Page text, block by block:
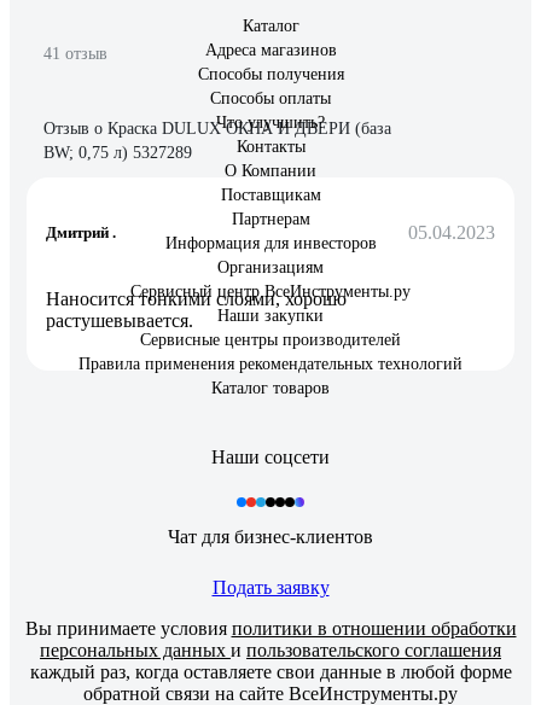
41 отзыв
Отзыв о Краска DULUX ОКНА И ДВЕРИ (база
BW; 0,75 л) 5327289
Дмитрий . 05.04.2023
Наносится тонкими слоями, хорошо
растушевывается.
Каталог
Адреса магазинов
Способы получения
Способы оплаты
Что улучшить?
Контакты
О Компании
Поставщикам
Партнерам
Информация для инвесторов
Организациям
Сервисный центр ВсеИнструменты.ру
Наши закупки
Сервисные центры производителей
Правила применения рекомендательных технологий
Каталог товаров
Наши соцсети
Чат для бизнес-клиентов
Подать заявку
Вы принимаете условия политики в отношении обработки
персональных данных и пользовательского соглашения
каждый раз, когда оставляете свои данные в любой форме
обратной связи на сайте ВсеИнструменты.ру